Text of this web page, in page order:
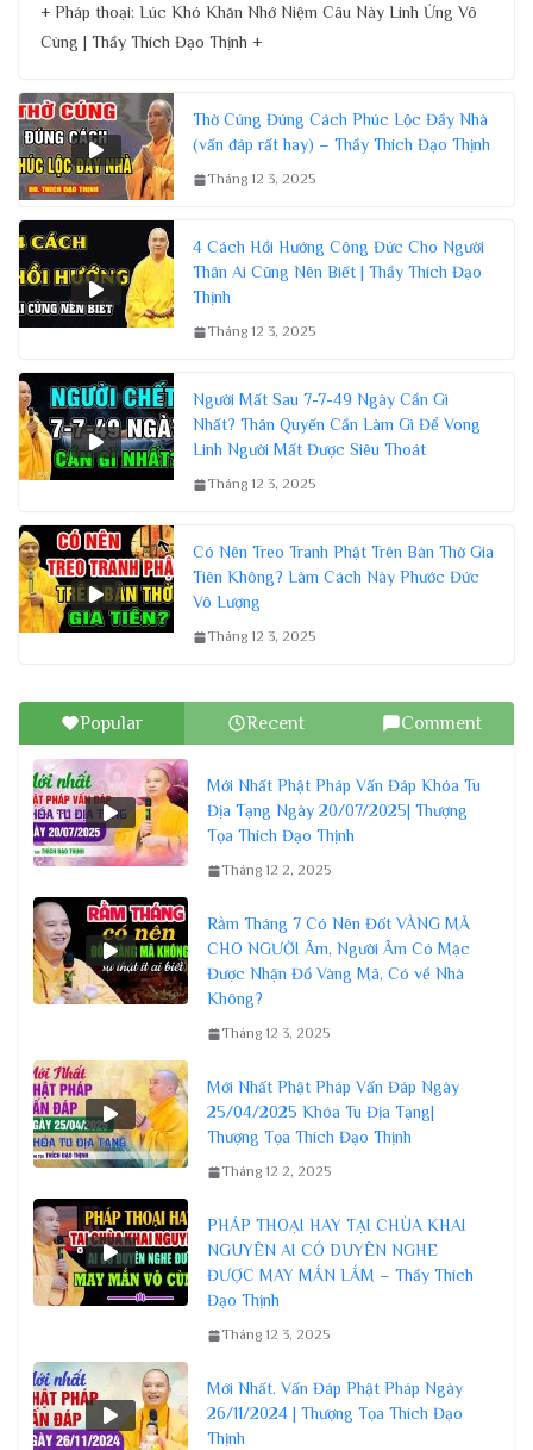
+ Pháp thoại: Lúc Khó Khăn Nhớ Niệm Câu Này Linh Ứng Vô
Cùng | Thầy Thích Đạo Thịnh +
Thờ Cúng Đúng Cách Phúc Lộc Đầy Nhà
(vấn đáp rất hay) – Thầy Thích Đạo Thịnh
Tháng 12 3, 2025
4 Cách Hồi Hướng Công Đức Cho Người
Thân Ai Cũng Nên Biết | Thầy Thích Đạo
Thịnh
Tháng 12 3, 2025
Người Mất Sau 7-7-49 Ngày Cần Gì
Nhất? Thân Quyến Cần Làm Gì Để Vong
Linh Người Mất Được Siêu Thoát
Tháng 12 3, 2025
Có Nên Treo Tranh Phật Trên Bàn Thờ Gia
Tiên Không? Làm Cách Này Phước Đức
Vô Lượng
Tháng 12 3, 2025
Popular Recent Comment
Mới Nhất Phật Pháp Vấn Đáp Khóa Tu
Địa Tạng Ngày 20/07/2025| Thượng
Tọa Thích Đạo Thịnh
Tháng 12 2, 2025
Rằm Tháng 7 Có Nên Đốt VÀNG MÃ
CHO NGƯỜI Âm, Người Âm Có Mặc
Được Nhận Đồ Vàng Mã, Có về Nhà
Không?
Tháng 12 3, 2025
Mới Nhất Phật Pháp Vấn Đáp Ngày
25/04/2025 Khóa Tu Địa Tạng|
Thượng Tọa Thích Đạo Thịnh
Tháng 12 2, 2025
PHÁP THOẠI HAY TẠI CHÙA KHAI
NGUYÊN AI CÓ DUYÊN NGHE
ĐƯỢC MAY MẮN LẮM – Thầy Thích
Đạo Thịnh
Tháng 12 3, 2025
Mới Nhất. Vấn Đáp Phật Pháp Ngày
26/11/2024 | Thượng Tọa Thích Đạo
Thịnh